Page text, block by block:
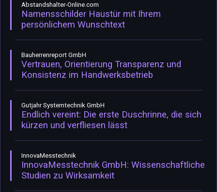
Abstandshalter-Online.com
Namensschilder Haustür mit Ihrem
persönlichem Wunschtext
Bauherrenreport GmbH
Vertrauen, Orientierung Transparenz und
Konsistenz im Handwerksbetrieb
Gutjahr Systemtechnik GmbH
Endlich vereint: Die erste Duschrinne, die sich
kürzen und verfliesen lässt
InnovaMesstechnik
InnovaMesstechnik GmbH: Wissenschaftliche
Studien zu Wirksamkeit